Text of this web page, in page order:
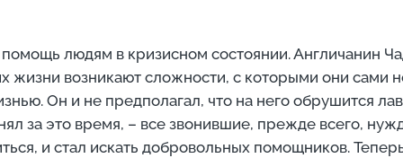
людям в кризисном состоянии. Англичанин
возникают сложности, с которыми они сами
Он и не предполагал, что на него обрушится
за это время, – все звонившие, прежде всего,
и стал искать добровольных помощников.